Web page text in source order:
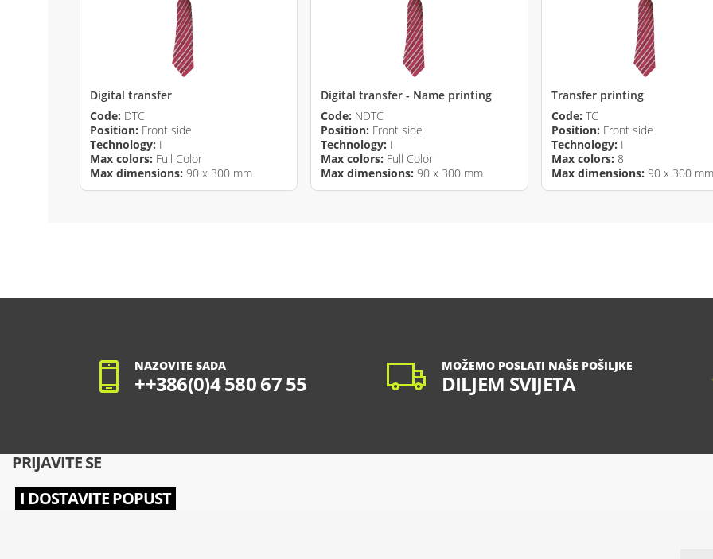
Digital transfer
Code: DTC
Position: Front side
Technology: I
Max colors: Full Color
Max dimensions: 90 x 300 mm
Digital transfer - Name printing
Code: NDTC
Position: Front side
Technology: I
Max colors: Full Color
Max dimensions: 90 x 300 mm
Transfer printing
Code: TC
Position: Front side
Technology: I
Max colors: 8
Max dimensions: 90 x 300 mm
NAZOVITE SADA
++386(0)4 580 67 55
MOŽEMO POSLATI NAŠE POŠILJKE
DILJEM SVIJETA
PRIJAVITE SE
I DOSTAVITE POPUST